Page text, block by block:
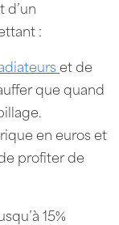
d’un
:
et de
que quand
en euros et
profiter de
15%